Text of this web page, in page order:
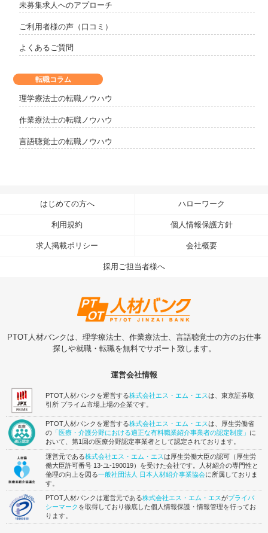
未募集求人へのアプローチ
ご利用者様の声（口コミ）
よくあるご質問
転職コラム
理学療法士の転職ノウハウ
作業療法士の転職ノウハウ
言語聴覚士の転職ノウハウ
はじめての方へ ハローワーク
利用規約 個人情報保護方針
求人掲載ポリシー 会社概要
採用ご担当者様へ
PTOT人材バンクは、理学療法士、作業療法士、言語聴覚士の方のお仕事
探しや就職・転職を無料でサポート致します。
運営会社情報
PTOT人材バンクを運営する株式会社エス・エム・エスは、東京証券取
引所 プライム市場上場の企業です。
PTOT人材バンクを運営する株式会社エス・エム・エスは、厚生労働省
の 「医療・介護分野における適正な有料職業紹介事業者の認定制度」 に
おいて、第1回の医療分野認定事業者として認定されております。
運営元である株式会社エス・エム・エスは厚生労働大臣の認可（厚生労
働大臣許可番号 13-ユ-190019）を受けた会社です。人材紹介の専門性と
倫理の向上を図る一般社団法人 日本人材紹介事業協会に所属しておりま
す。
PTOT人材バンクは運営元である株式会社エス・エム・エスがプライバ
シーマーク を取得しており徹底した個人情報保護・情報管理を行ってお
ります。